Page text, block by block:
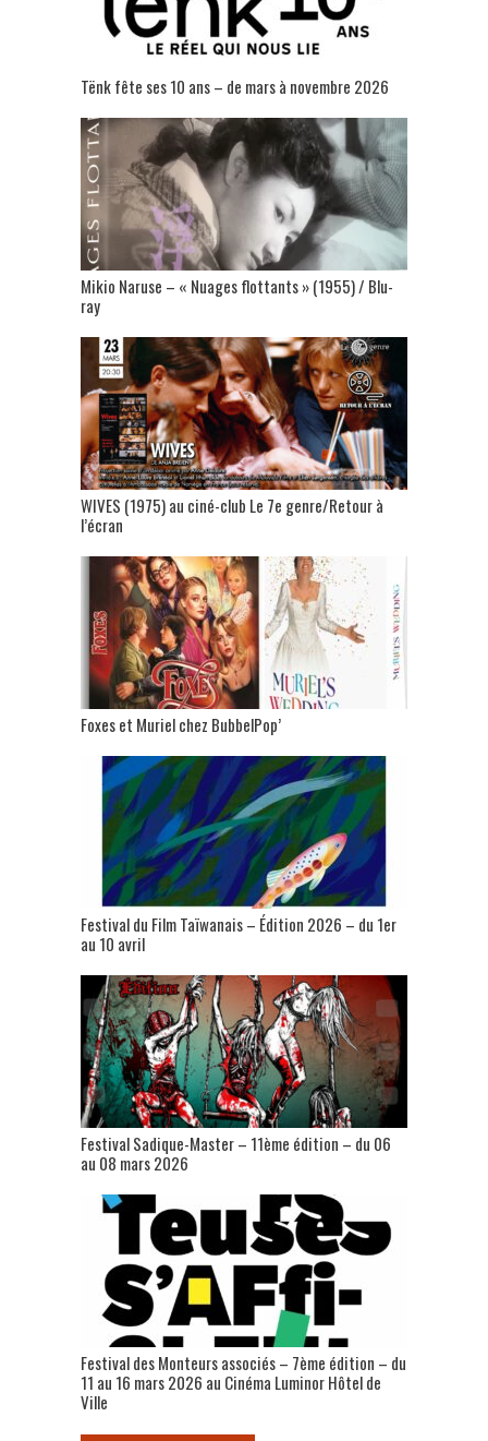
Tënk fête ses 10 ans – de mars à novembre 2026
Mikio Naruse – « Nuages flottants » (1955) / Blu-
ray
WIVES (1975) au ciné-club Le 7e genre/Retour à
l’écran
Foxes et Muriel chez BubbelPop’
Festival du Film Taïwanais – Édition 2026 – du 1er
au 10 avril
Festival Sadique-Master – 11ème édition – du 06
au 08 mars 2026
Festival des Monteurs associés – 7ème édition – du
11 au 16 mars 2026 au Cinéma Luminor Hôtel de
Ville